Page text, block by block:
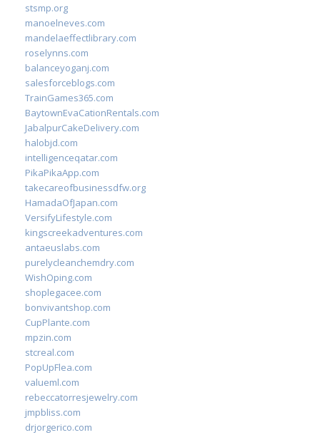
stsmp.org
manoelneves.com
mandelaeffectlibrary.com
roselynns.com
balanceyoganj.com
salesforceblogs.com
TrainGames365.com
BaytownEvaCationRentals.com
JabalpurCakeDelivery.com
halobjd.com
intelligenceqatar.com
PikaPikaApp.com
takecareofbusinessdfw.org
HamadaOfJapan.com
VersifyLifestyle.com
kingscreekadventures.com
antaeuslabs.com
purelycleanchemdry.com
WishOping.com
shoplegacee.com
bonvivantshop.com
CupPlante.com
mpzin.com
stcreal.com
PopUpFlea.com
valueml.com
rebeccatorresjewelry.com
jmpbliss.com
drjorgerico.com